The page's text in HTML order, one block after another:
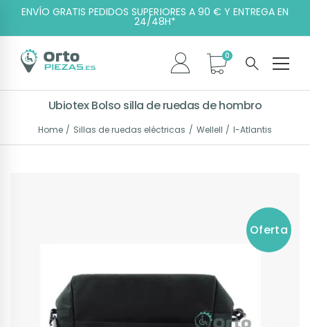
ENVÍO GRATIS PEDIDOS SUPERIORES A 90 € Y ENTREGA EN
24/48H*
Ubiotex Bolso silla de ruedas de hombro
Home Sillas de ruedas eléctricas Wellell I-Atlantis
Oferta